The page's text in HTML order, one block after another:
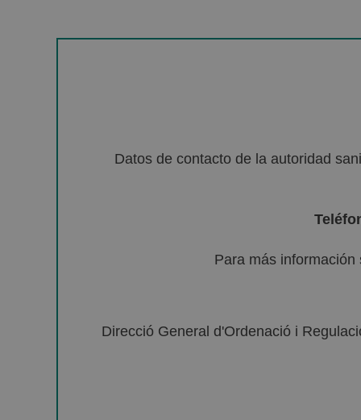
Datos de contacto de la autoridad
Para más
Direcció General d'Ordenació i